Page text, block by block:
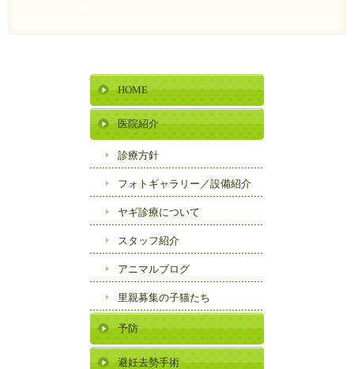
HOME
医院紹介
診療方針
フォトギャラリー／設備紹介
ヤギ診療について
スタッフ紹介
アニマルブログ
里親募集の子猫たち
予防
避妊去勢手術